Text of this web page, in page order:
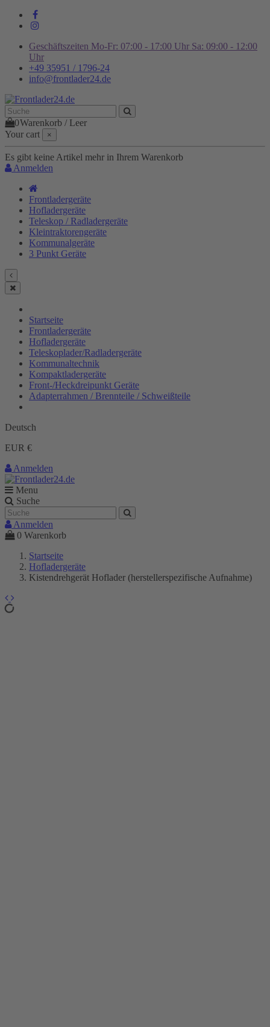
Geschäftszeiten Mo-Fr: 07:00 - 17:00 Uhr Sa: 09:00 - 12:00
Uhr
+49 35951 / 1796-24
info@frontlader24.de
0Warenkorb / Leer
Your cart
×
Es gibt keine Artikel mehr in Ihrem Warenkorb
Anmelden
Frontladergeräte
Hofladergeräte
Teleskop / Radladergeräte
Kleintraktorengeräte
Kommunalgeräte
3 Punkt Geräte
Startseite
Frontladergeräte
Hofladergeräte
Teleskoplader/Radladergeräte
Kommunaltechnik
Kompaktladergeräte
Front-/Heckdreipunkt Geräte
Adapterrahmen / Brennteile / Schweißteile
Deutsch
EUR €
Anmelden
Menu
Suche
Anmelden
0 Warenkorb
Startseite
Hofladergeräte
Kistendrehgerät Hoflader (herstellerspezifische Aufnahme)